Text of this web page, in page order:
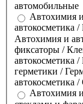
автомобильные
Автохимия
автокосметика
Автохимия и
фиксаторы /
автокосметика
герметики /
автокосметика
Автохимия и